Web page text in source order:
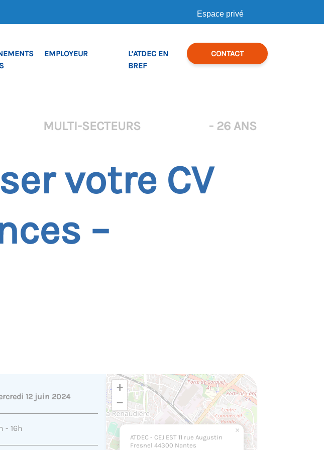
Espace privé
EMPLOYEUR
L’ATDEC EN
BREF
CONTACT
MULTI-SECTEURS - 26 ANS
votre CV
–
12 juin 2024
- 16h
ATDEC - CEJ EST 11 rue Augustin
Fresnel 44300 Nantes
×
+
−